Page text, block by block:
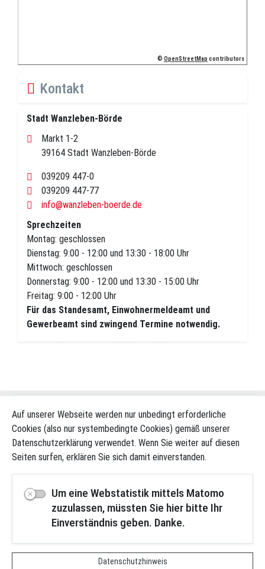
Auf unserer Webseite werden nur unbedingt erforderliche
Cookies (also nur systembedingte Cookies) gemäß unserer
Datenschutzerklärung verwendet. Wenn Sie weiter auf diesen
Seiten surfen, erklären Sie sich damit einverstanden.
Um eine Webstatistik mittels Matomo
zuzulassen, müssten Sie hier bitte Ihr
Einverständnis geben. Danke.
Datenschutzhinweis
© OpenStreetMap contributors
Kontakt
Stadt Wanzleben-Börde
Markt 1-2
39164 Stadt Wanzleben-Börde
039209 447-0
039209 447-77
info@wanzleben-boerde.de
Sprechzeiten
Montag: geschlossen
Dienstag: 9:00 - 12:00 und 13:30 - 18:00 Uhr
Mittwoch: geschlossen
Donnerstag: 9:00 - 12:00 und 13:30 - 15:00 Uhr
Freitag: 9:00 - 12:00 Uhr
Für das Standesamt, Einwohnermeldeamt und
Gewerbeamt sind zwingend Termine notwendig.
nach Oben
Kontakt
Datenschutz-Videoüberwachung
Hinweisgeberschutzgesetz
Sitemap
Barrierefreiheit